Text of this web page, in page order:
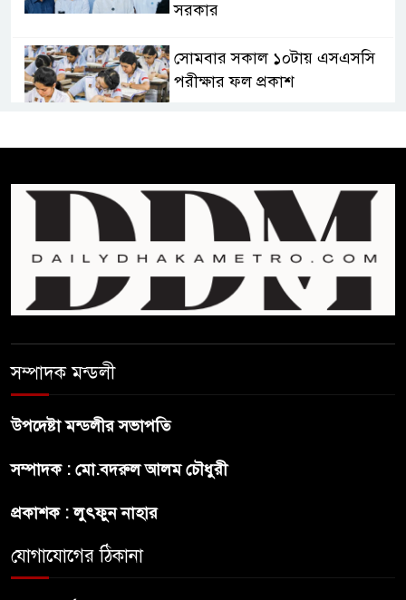
সরকার
সোমবার সকাল ১০টায় এসএসসি
পরীক্ষার ফল প্রকাশ
প্রধানমন্ত্রী
ফিফা সভাপতির বিরুদ্ধে এবার
‘নারী সংক্রান্ত অভিযোগ
ছেলেকে নিয়ে রোনালদোর যে বড়
ট্রাম্পের ৪০ কোটি ডলারের ‘বলরুম
সম্পাদক মন্ডলী
উপদেষ্টা মন্ডলীর সভাপতি
সম্পাদক : মো.বদরুল আলম চৌধুরী
প্রকাশক : লুৎফুন নাহার
যোগাযোগের ঠিকানা